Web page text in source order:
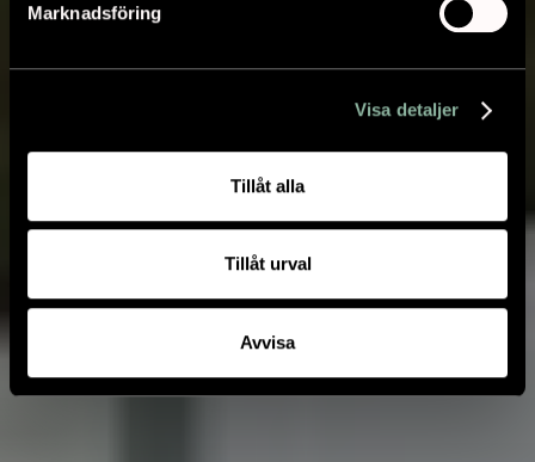
Marknadsföring
Visa detaljer
Tillåt alla
Tillåt urval
Avvisa